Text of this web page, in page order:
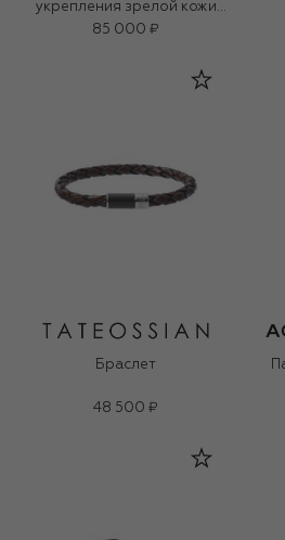
укрепления зрелой кожи
«3D-коллаген» (50ml)
85 000 ₽
Браслет
48 500 ₽